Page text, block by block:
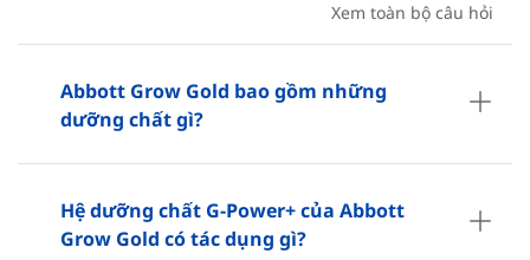
Xem toàn bộ câu hỏi
Abbott Grow Gold bao gồm những
dưỡng chất gì?
Hệ dưỡng chất G-Power+ của Abbott
Grow Gold có tác dụng gì?